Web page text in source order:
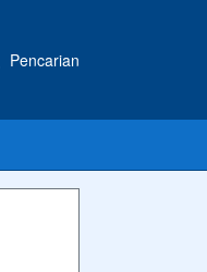
Pencarian